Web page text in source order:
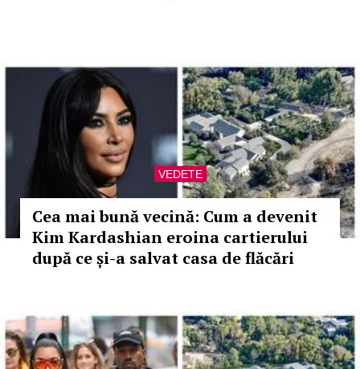
VEDETE
Cea mai bună vecină: Cum a devenit
Kim Kardashian eroina cartierului
după ce și-a salvat casa de flăcări